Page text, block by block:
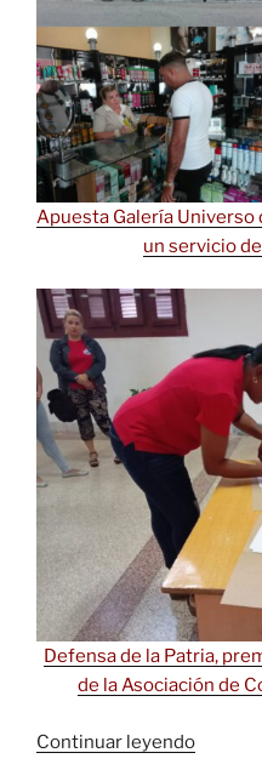
Apuesta Galería Universo
un servicio
Defensa de la Patria,
de la Asociación de
Continuar leyendo